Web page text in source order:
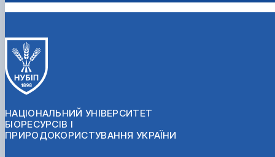
НАЦІОНАЛЬНИЙ УНІВЕРСИТЕТ
БІОРЕСУРСІВ І
ПРИРОДОКОРИСТУВАННЯ УКРАЇНИ